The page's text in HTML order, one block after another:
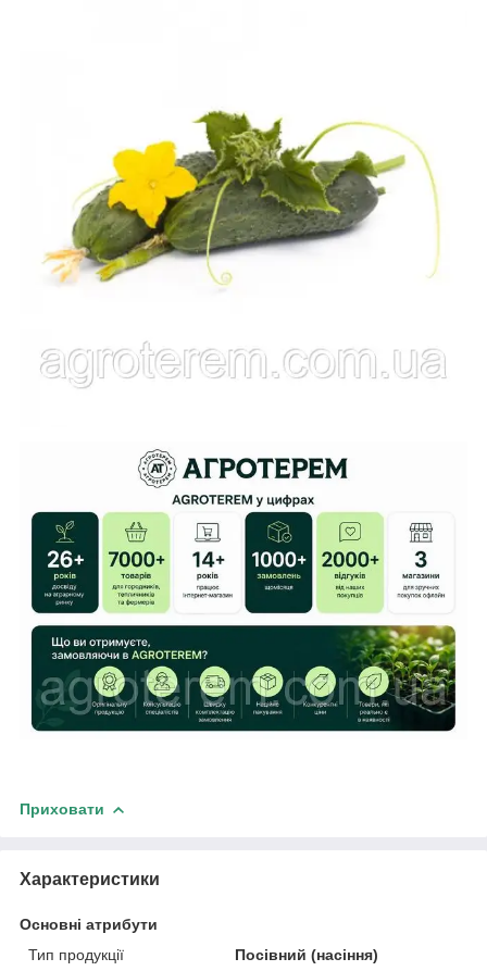
Приховати
Характеристики
Основні атрибути
Тип продукції
Посівний (насіння)